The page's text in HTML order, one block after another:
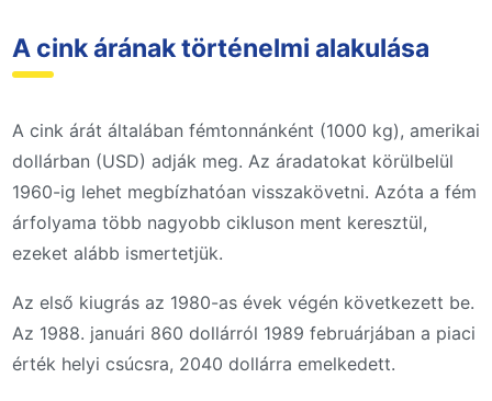
A cink árának történelmi alakulása
A cink árát általában fémtonnánként (1000 kg), amerikai
dollárban (USD) adják meg. Az áradatokat körülbelül
1960-ig lehet megbízhatóan visszakövetni. Azóta a fém
árfolyama több nagyobb cikluson ment keresztül,
ezeket alább ismertetjük.
Az első kiugrás az 1980-as évek végén következett be.
Az 1988. januári 860 dollárról 1989 februárjában a piaci
érték helyi csúcsra, 2040 dollárra emelkedett.